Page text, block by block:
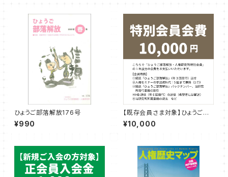
ひょうご部落解放176号
¥990
【既存会員さま対象】ひょうご部
落解放・人権研究所 特別会員
会費（1年度分）
¥10,000